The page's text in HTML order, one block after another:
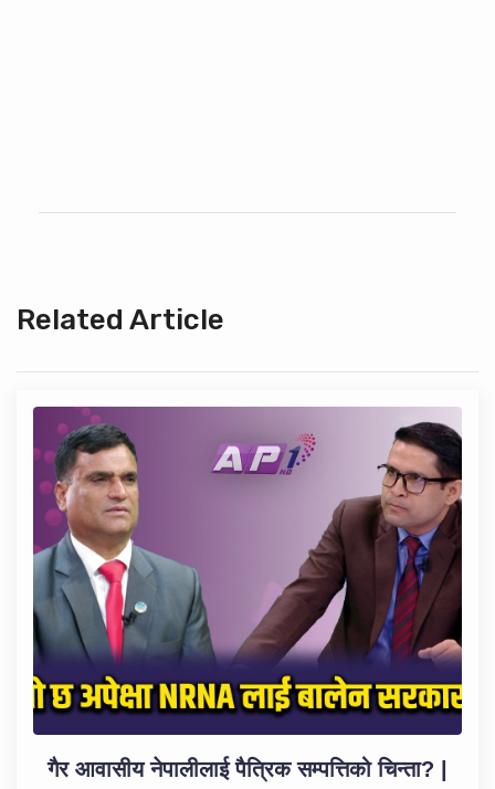
Related Article
गैर आवासीय नेपालीलाई पैत्रिक सम्पत्तिको चिन्ता? |